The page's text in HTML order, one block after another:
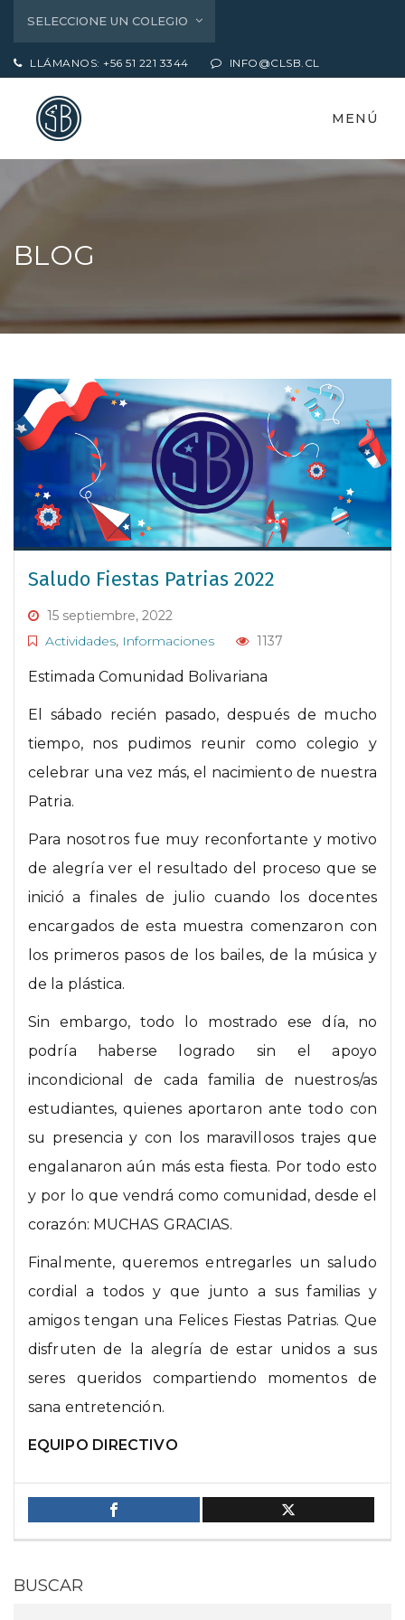
SELECCIONE UN COLEGIO
LLÁMANOS: +56 51 221 3344 INFO@CLSB.CL
MENÚ
BLOG
Saludo Fiestas Patrias 2022
15 septiembre, 2022
Actividades, Informaciones 1137
Estimada Comunidad Bolivariana
El sábado recién pasado, después de mucho
tiempo, nos pudimos reunir como colegio y
celebrar una vez más, el nacimiento de nuestra
Patria.
Para nosotros fue muy reconfortante y motivo
de alegría ver el resultado del proceso que se
inició a finales de julio cuando los docentes
encargados de esta muestra comenzaron con
los primeros pasos de los bailes, de la música y
de la plástica.
Sin embargo, todo lo mostrado ese día, no
podría haberse logrado sin el apoyo
incondicional de cada familia de nuestros/as
estudiantes, quienes aportaron ante todo con
su presencia y con los maravillosos trajes que
engalanaron aún más esta fiesta. Por todo esto
y por lo que vendrá como comunidad, desde el
corazón: MUCHAS GRACIAS.
Finalmente, queremos entregarles un saludo
cordial a todos y que junto a sus familias y
amigos tengan una Felices Fiestas Patrias. Que
disfruten de la alegría de estar unidos a sus
seres queridos compartiendo momentos de
sana entretención.
EQUIPO DIRECTIVO
BUSCAR